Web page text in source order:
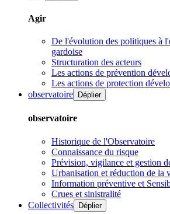
Agir
De l'évolution des politiques à
gardoise
Structuration des acteurs
Les actions de prévention
Les actions de protection
observatoire
Déplier
observatoire
Historique de l'Observatoire
Connaissance du risque
Prévision, vigilance et gestion
Urbanisation et réduction de la
Information préventive et
Crues et sinistralité
Collectivités Déplier